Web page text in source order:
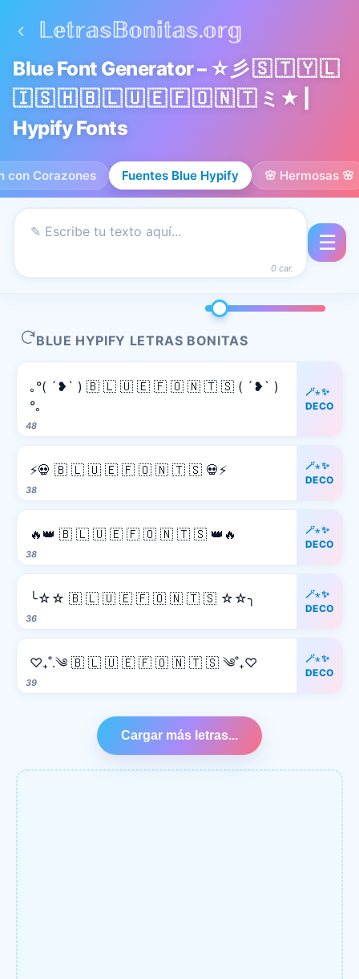
Blue Font Generator – ☆彡 🇸 🇹 🇾 🇱
🇮 🇸 🇭 🇧 🇱 🇺 🇪 🇫 🇴 🇳 🇹 ミ★ |
Hypify Fonts
Corazones Fuentes Blue Hypify 🌸 Hermosas 🌸
0 car.
☰
BLUE HYPIFY LETRAS BONITAS
48
｡°( ´❥` ) 🇧 🇱 🇺 🇪 🇫 🇴 🇳 🇹 🇸 ( ´❥` )
°｡
🪄⋆✨
DECO
38
⚡️💀 🇧 🇱 🇺 🇪 🇫 🇴 🇳 🇹 🇸 💀⚡️
🪄⋆✨
DECO
38
🔥👑 🇧 🇱 🇺 🇪 🇫 🇴 🇳 🇹 🇸 👑🔥
🪄⋆✨
DECO
36
╰☆☆ 🇧 🇱 🇺 🇪 🇫 🇴 🇳 🇹 🇸 ☆☆╮
🪄⋆✨
DECO
39
♡₊˚.༄ 🇧 🇱 🇺 🇪 🇫 🇴 🇳 🇹 🇸 ༄˚₊♡
🪄⋆✨
DECO
Cargar más letras...